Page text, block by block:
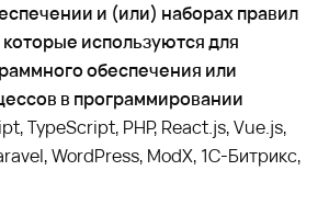
и (или) наборах правил
используются для
обеспечения или
в программировании
TypeScript, PHP, React.js, Vue.js,
WordPress, ModX, 1C-Битрикс,